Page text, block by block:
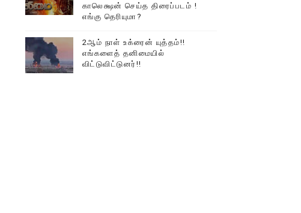
காலெக்ஷன் செய்த திரைப்படம் !
எங்கு தெரியுமா?
2ஆம் நாள் உக்ரைன் யுத்தம்!!
எங்களைத் தனிமையில்
விட்டுவிட்டுனர்!!